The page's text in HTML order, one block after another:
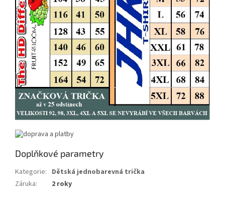
Doplňkové parametry
Kategorie: Dětská jednobarevná trička
Záruka: 2 roky